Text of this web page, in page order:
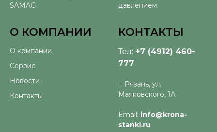
SAMAG
давлением
О КОМПАНИИ
О компании
Сервис
Новости
Контакты
КОНТАКТЫ
Тел: +7 (4912) 460-
777
г. Рязань, ул.
Маяковского, 1А
Email: info@krona-
stanki.ru